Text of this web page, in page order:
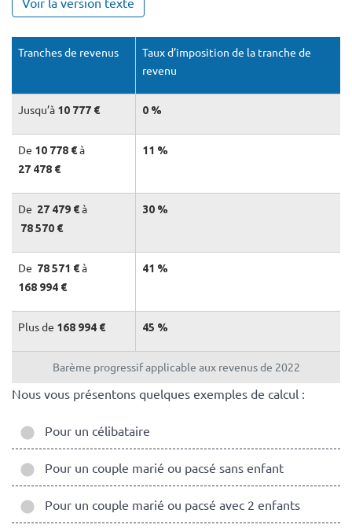
Barème progressif applicable aux revenus de 2022
Tranches de revenus
Taux d’imposition de la tranche de
revenu
Jusqu’à 10 777 € 0 %
De 10 778 €à
27 478 €
11 %
De 27 479 €à
78 570 €
30 %
De 78 571 €à
168 994 €
41 %
Plus de 168 994 € 45 %
Nous vous présentons quelques exemples de calcul :
Pour un célibataire
Pour un couple marié ou pacsé sans enfant
Pour un couple marié ou pacsé avec 2 enfants